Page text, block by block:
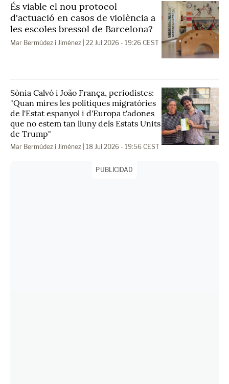
És viable el nou protocol
d'actuació en casos de violència a
les escoles bressol de Barcelona?
Mar Bermúdez i Jiménez | 22 Jul 2026 - 19:26 CEST
Sònia Calvó i João França, periodistes:
"Quan mires les polítiques migratòries
de l'Estat espanyol i d'Europa t'adones
que no estem tan lluny dels Estats Units
de Trump"
Mar Bermúdez i Jiménez | 18 Jul 2026 - 19:56 CEST
PUBLICIDAD